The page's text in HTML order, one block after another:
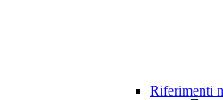
Riferimenti